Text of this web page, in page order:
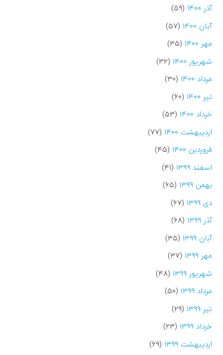
آذر ۱۴۰۰
(۵۹)
آبان ۱۴۰۰
(۵۷)
مهر ۱۴۰۰
(۳۵)
شهریور ۱۴۰۰
(۳۲)
مرداد ۱۴۰۰
(۳۰)
تیر ۱۴۰۰
(۶۰)
خرداد ۱۴۰۰
(۵۳)
اردیبهشت ۱۴۰۰
(۷۷)
فروردین ۱۴۰۰
(۴۵)
اسفند ۱۳۹۹
(۴۱)
بهمن ۱۳۹۹
(۶۵)
دی ۱۳۹۹
(۶۷)
آذر ۱۳۹۹
(۶۸)
آبان ۱۳۹۹
(۳۵)
مهر ۱۳۹۹
(۳۷)
شهریور ۱۳۹۹
(۴۸)
مرداد ۱۳۹۹
(۵۰)
تیر ۱۳۹۹
(۲۹)
خرداد ۱۳۹۹
(۲۳)
اردیبهشت ۱۳۹۹
(۶۹)